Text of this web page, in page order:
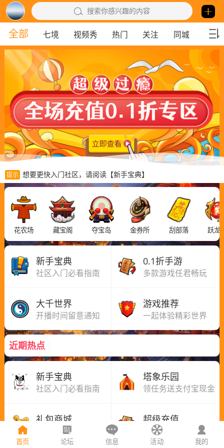
首页 论坛 信息 活动 我的
搜索你感兴趣的内容
全部 七境 视频秀 热门 关注 同城 勇
提示 想要更快入门社区，请阅读【新手宝典】
花农场 藏宝阁 夺宝岛 金券所 刮部落 跃龙
新手宝典
社区入门必看指南
0.1折手游
多款游戏任君畅玩
大千世界
开播时间留意通知
游戏推荐
一起体验精彩世界
近期热点
新手宝典
社区入门必看指南
塔象乐园
领任务送支付宝现金
礼包商城
消耗金币即可兑换
超级充值
最高享153%返利